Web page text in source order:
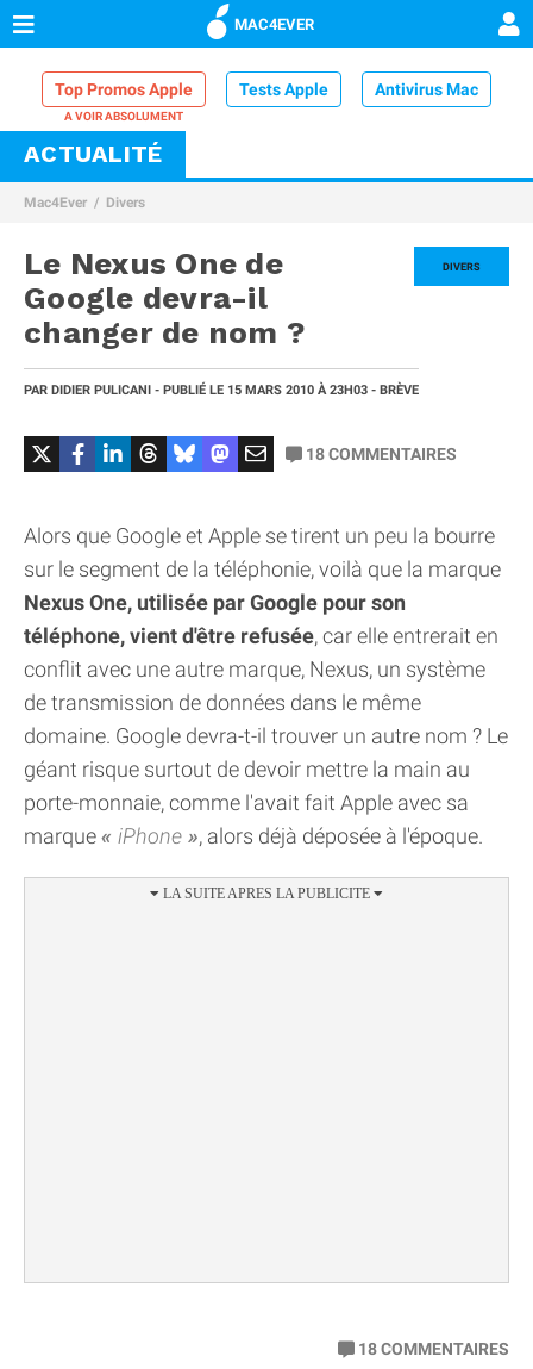
MAC4EVER
Top Promos Apple Tests Apple Antivirus Mac
VPN Mac
Comparatif iPhone
ACTUALITÉ
Mac4Ever Divers
DIVERS
Le Nexus One de
Google devra-il
changer de nom ?
PAR DIDIER PULICANI - PUBLIÉ LE 15 MARS 2010 À 23H03 - BRÈVE
18COMMENTAIRES
Alors que Google et Apple se tirent un peu la bourre
sur le segment de la téléphonie, voilà que la marque
Nexus One, utilisée par Google pour son
téléphone, vient d'être refusée, car elle entrerait en
conflit avec une autre marque, Nexus, un système
de transmission de données dans le même
domaine. Google devra-t-il trouver un autre nom ? Le
géant risque surtout de devoir mettre la main au
porte-monnaie, comme l'avait fait Apple avec sa
marque
iPhone , alors déjà déposée à l'époque.
18COMMENTAIRES